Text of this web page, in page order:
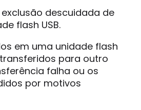
exclusão descuidada de
flash USB.
em uma unidade flash
para outro
falha ou os
por motivos